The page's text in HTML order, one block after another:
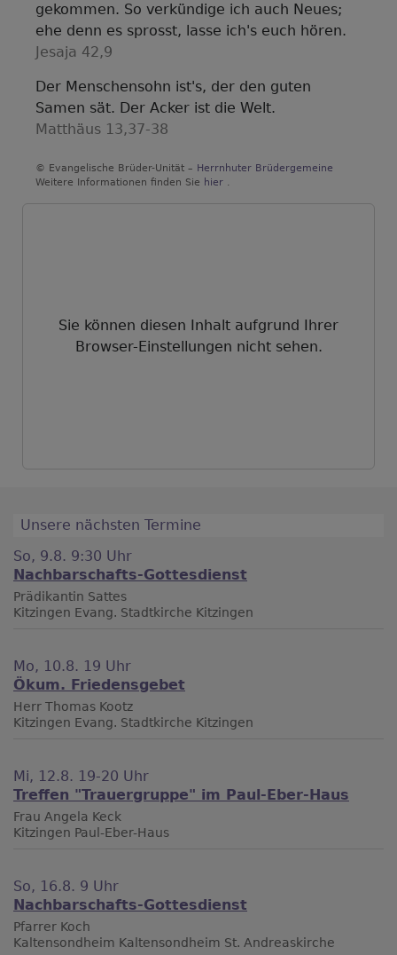
gekommen. So verkündige ich auch Neues;
ehe denn es sprosst, lasse ich's euch hören.
Jesaja 42,9
Der Menschensohn ist's, der den guten
Samen sät. Der Acker ist die Welt.
Matthäus 13,37-38
© Evangelische Brüder-Unität – Herrnhuter Brüdergemeine
Weitere Informationen finden Sie hier .
Sie können diesen Inhalt aufgrund Ihrer
Browser-Einstellungen nicht sehen.
Unsere nächsten Termine
So, 9.8. 9:30 Uhr
Nachbarschafts-Gottesdienst
Prädikantin Sattes
Kitzingen Evang. Stadtkirche Kitzingen
Mo, 10.8. 19 Uhr
Ökum. Friedensgebet
Herr Thomas Kootz
Kitzingen Evang. Stadtkirche Kitzingen
Mi, 12.8. 19-20 Uhr
Treffen "Trauergruppe" im Paul-Eber-Haus
Frau Angela Keck
Kitzingen Paul-Eber-Haus
So, 16.8. 9 Uhr
Nachbarschafts-Gottesdienst
Pfarrer Koch
Kaltensondheim Kaltensondheim St. Andreaskirche